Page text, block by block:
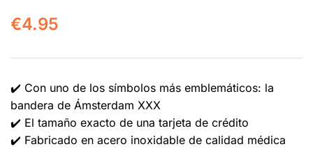
€4.95
✔️ Con uno de los símbolos más emblemáticos: la
bandera de Ámsterdam XXX
✔️ El tamaño exacto de una tarjeta de crédito
✔️ Fabricado en acero inoxidable de calidad médica